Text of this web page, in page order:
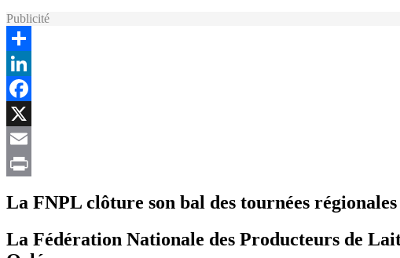
Publicité
Share
LinkedIn
Facebook
X
Email
La FNPL clôture son bal des tournées
La Fédération Nationale des Producteurs de